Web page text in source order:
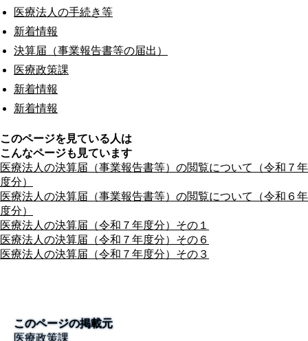
医療法人の手続き等
新着情報
決算届（事業報告書等の届出）
医療政策課
新着情報
新着情報
このページを見ている人は
こんなページも見ています
医療法人の決算届（事業報告書等）の閲覧について（令和７年
度分）
医療法人の決算届（事業報告書等）の閲覧について（令和６年
度分）
医療法人の決算届（令和７年度分）その１
医療法人の決算届（令和７年度分）その６
医療法人の決算届（令和７年度分）その３
このページの掲載元
医療政策課